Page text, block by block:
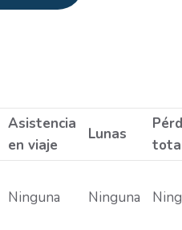
Asistencia
en viaje
Lunas
Ninguna Ninguna